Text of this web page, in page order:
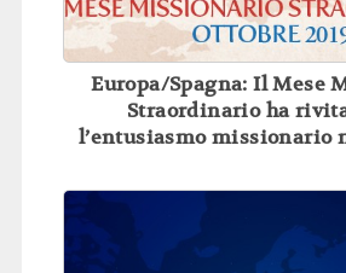
Europa/Spagna: Il Mese
Straordinario ha
l’entusiasmo missionario